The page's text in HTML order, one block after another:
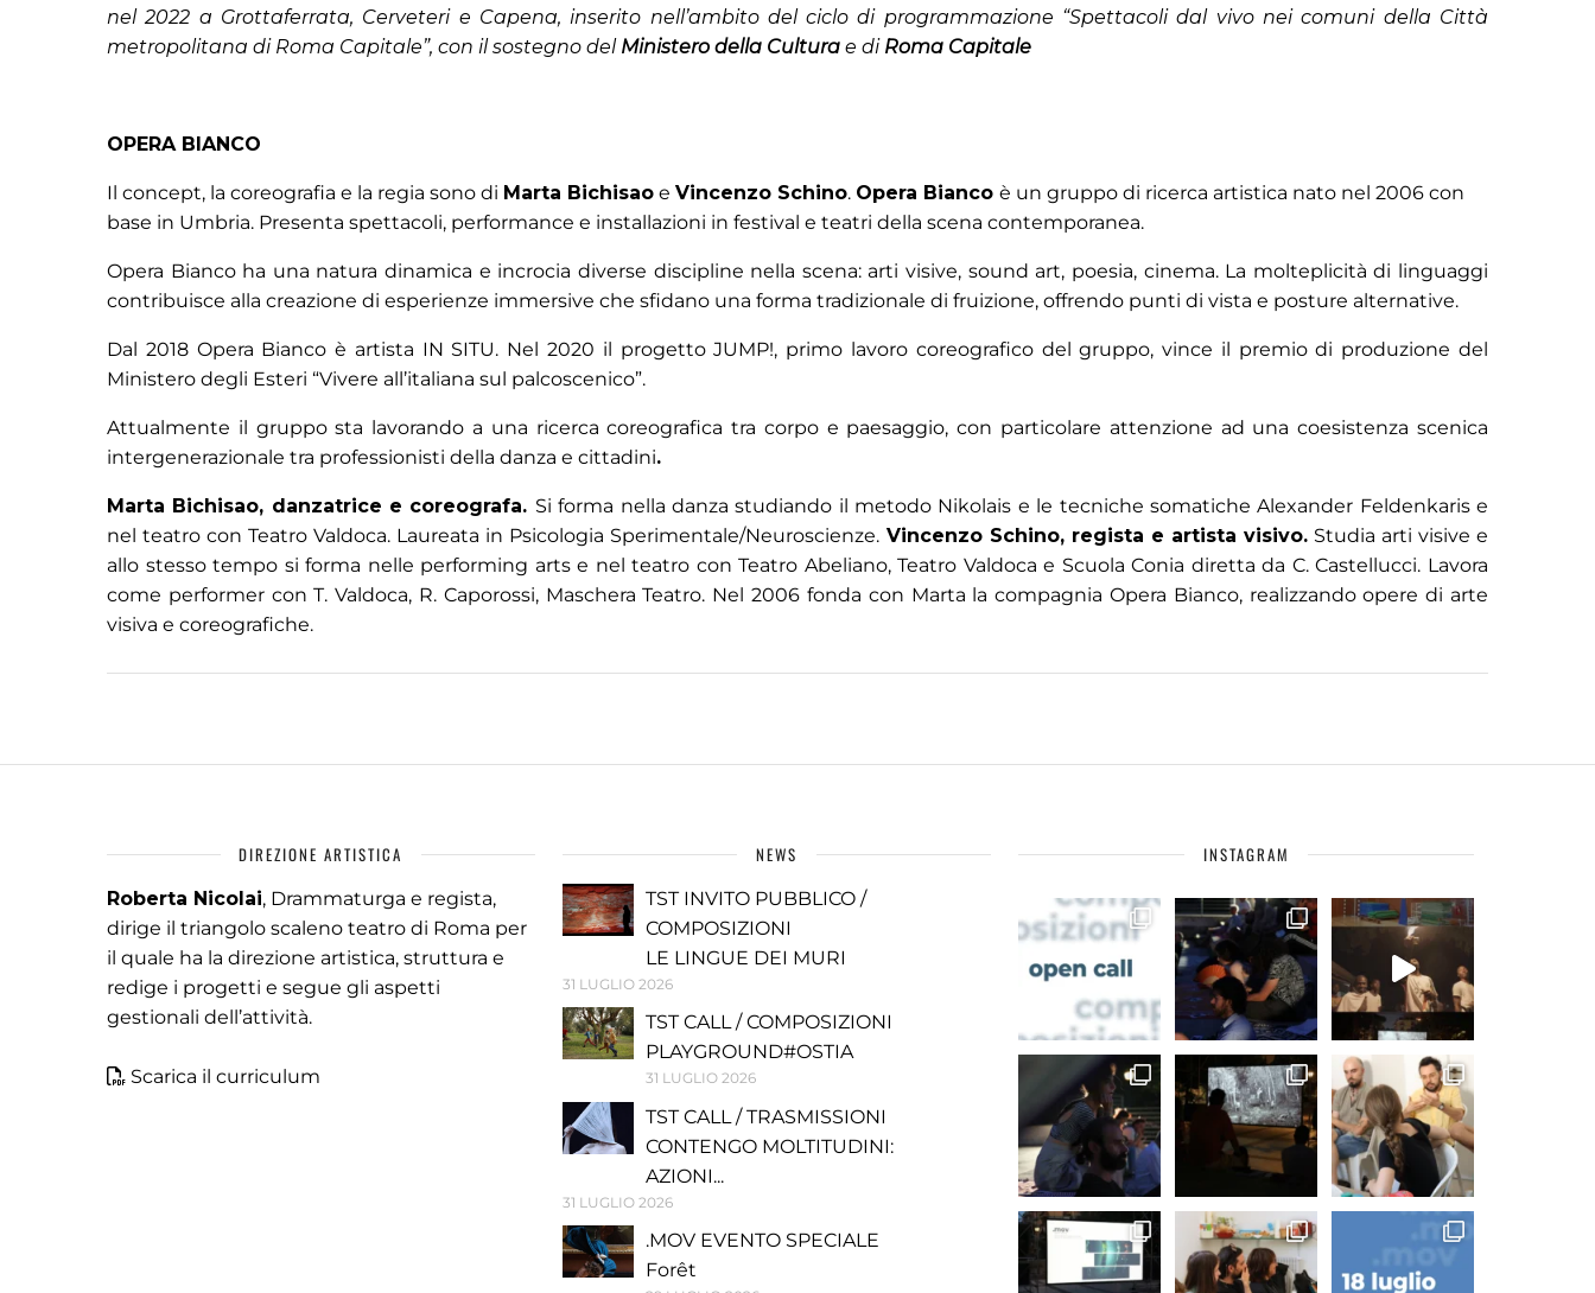
nel 2022 a Grottaferrata, Cerveteri e Capena, inserito nell’ambito del ciclo di programmazione “Spettacoli dal vivo nei comuni della Città
metropolitana di Roma Capitale”, con il sostegno del Ministero della Cultura e di Roma Capitale
OPERA BIANCO
Il concept, la coreografia e la regia sono di Marta Bichisao e Vincenzo Schino. Opera Bianco è un gruppo di ricerca artistica nato nel 2006 con
base in Umbria. Presenta spettacoli, performance e installazioni in festival e teatri della scena contemporanea.
Opera Bianco ha una natura dinamica e incrocia diverse discipline nella scena: arti visive, sound art, poesia, cinema. La molteplicità di linguaggi
contribuisce alla creazione di esperienze immersive che sfidano una forma tradizionale di fruizione, offrendo punti di vista e posture alternative.
Dal 2018 Opera Bianco è artista IN SITU. Nel 2020 il progetto JUMP!, primo lavoro coreografico del gruppo, vince il premio di produzione del
Ministero degli Esteri “Vivere all’italiana sul palcoscenico”.
Attualmente il gruppo sta lavorando a una ricerca coreografica tra corpo e paesaggio, con particolare attenzione ad una coesistenza scenica
intergenerazionale tra professionisti della danza e cittadini.
Marta Bichisao, danzatrice e coreografa. Si forma nella danza studiando il metodo Nikolais e le tecniche somatiche Alexander Feldenkaris e
nel teatro con Teatro Valdoca. Laureata in Psicologia Sperimentale/Neuroscienze. Vincenzo Schino, regista e artista visivo.Studia arti visive e
allo stesso tempo si forma nelle performing arts e nel teatro con Teatro Abeliano, Teatro Valdoca e Scuola Conia diretta da C. Castellucci. Lavora
come performer con T. Valdoca, R. Caporossi, Maschera Teatro. Nel 2006 fonda con Marta la compagnia Opera Bianco, realizzando opere di arte
visiva e coreografiche.
DIREZIONE ARTISTICA
Roberta Nicolai, Drammaturga e regista,
dirige il triangolo scaleno teatro di Roma per
il quale ha la direzione artistica, struttura e
redige i progetti e segue gli aspetti
gestionali dell’attività.
Scarica il curriculum
NEWS
TST INVITO PUBBLICO /
COMPOSIZIONI
LE LINGUE DEI MURI
31 LUGLIO 2026
TST CALL / COMPOSIZIONI
PLAYGROUND#OSTIA
31 LUGLIO 2026
TST CALL / TRASMISSIONI
CONTENGO MOLTITUDINI:
AZIONI...
31 LUGLIO 2026
.MOV EVENTO SPECIALE
Forêt
INSTAGRAM